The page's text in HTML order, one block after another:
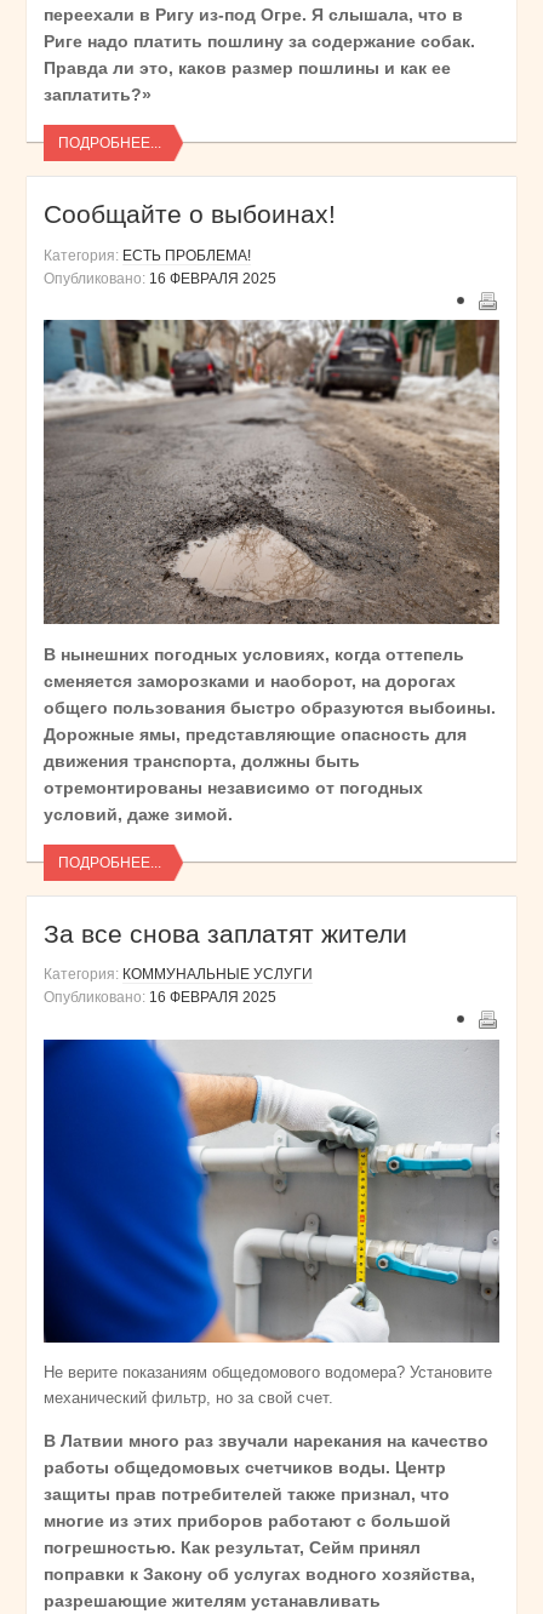
переехали в Ригу из-под Огре. Я слышала, что в
Риге надо платить пошлину за содержание собак.
Правда ли это, каков размер пошлины и как ее
заплатить?»
ПОДРОБНЕЕ...
Сообщайте о выбоинах!
Категория: ЕСТЬ ПРОБЛЕМА!
Опубликовано: 16 ФЕВРАЛЯ 2025
В нынешних погодных условиях, когда оттепель
сменяется заморозками и наоборот, на дорогах
общего пользования быстро образуются выбоины.
Дорожные ямы, представляющие опасность для
движения транспорта, должны быть
отремонтированы независимо от погодных
условий, даже зимой.
ПОДРОБНЕЕ...
За все снова заплатят жители
Категория: КОММУНАЛЬНЫЕ УСЛУГИ
Опубликовано: 16 ФЕВРАЛЯ 2025
Не верите показаниям общедомового водомера? Установите
механический фильтр, но за свой счет.
В Латвии много раз звучали нарекания на качество
работы общедомовых счетчиков воды. Центр
защиты прав потребителей также признал, что
многие из этих приборов работают с большой
погрешностью. Как результат, Сейм принял
поправки к Закону об услугах водного хозяйства,
разрешающие жителям устанавливать